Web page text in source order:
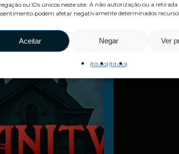
ou IDs únicos neste site. A não autorização ou a retirada
podem afetar negativamente determinados
Aceitar Negar Ver
{título}{título}
jogos